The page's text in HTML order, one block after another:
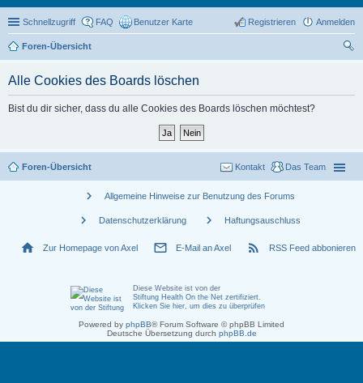
Schnellzugriff FAQ Benutzer Karte Anmelden
Registrieren
Foren-Übersicht
Alle Cookies des Boards löschen
Bist du dir sicher, dass du alle Cookies des Boards löschen möchtest?
Foren-Übersicht Das Team
Kontakt
chevron_right Allgemeine Hinweise zur Benutzung des Forums
chevron_right Datenschutzerklärung chevron_right Haftungsauschluss
home Zur Homepage von Axel mail_outline E-Mail an Axel rss_feed RSS Feed abbonieren
Diese Website ist von der
Stiftung Health On the Net zertifiziert.
Klicken Sie hier, um dies zu überprüfen
Powered by phpBB® Forum Software © phpBB Limited
Deutsche Übersetzung durch phpBB.de